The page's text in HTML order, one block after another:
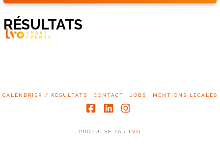
RÉSULTATS
CALENDRIER / RÉSULTATS CONTACT JOBS MENTIONS LÉGALES
PROPULSÉ PAR LVO